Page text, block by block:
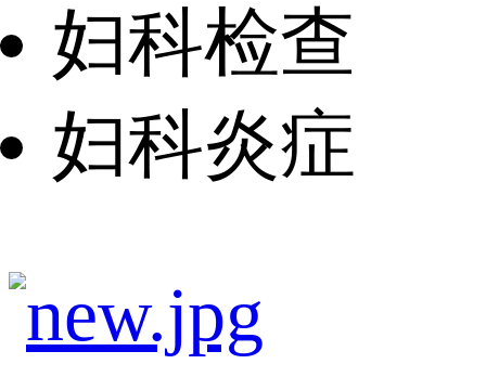
妇科检查
妇科炎症